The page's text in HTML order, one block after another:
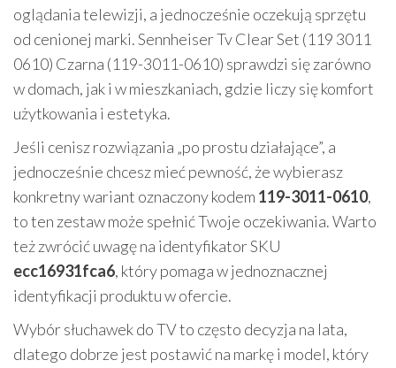
oglądania telewizji, a jednocześnie oczekują sprzętu
od cenionej marki. Sennheiser Tv Clear Set (119 3011
0610) Czarna (119-3011-0610) sprawdzi się zarówno
w domach, jak i w mieszkaniach, gdzie liczy się komfort
użytkowania i estetyka.
Jeśli cenisz rozwiązania „po prostu działające”, a
jednocześnie chcesz mieć pewność, że wybierasz
konkretny wariant oznaczony kodem 119-3011-0610,
to ten zestaw może spełnić Twoje oczekiwania. Warto
też zwrócić uwagę na identyfikator SKU
ecc16931fca6, który pomaga w jednoznacznej
identyfikacji produktu w ofercie.
Wybór słuchawek do TV to często decyzja na lata,
dlatego dobrze jest postawić na markę i model, który